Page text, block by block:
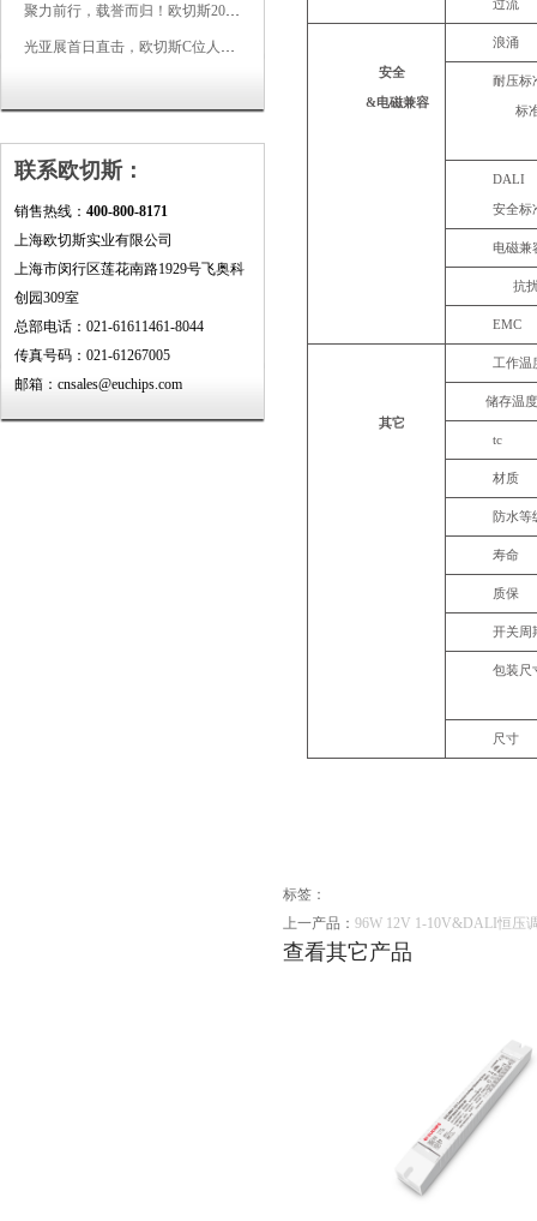
聚力前行，载誉而归！欧切斯2026光亚展完美收官
光亚展首日直击，欧切斯C位人气爆棚-双奖加冕，实力再出圈
联系欧切斯：
销售热线： 400-800-8171
上海欧切斯实业有限公司
上海市闵行区莲花南路1929号飞奥科
创园309室
总部电话：021-61611461-8044
传真号码：021-61267005
邮箱：cnsales@euchips.com
过流
安全
&电磁兼容
浪涌
耐压标
标
DALI
安全标
电磁兼
抗
EMC
其它
工作温
储存温
tc
材质
防水等
寿命
质保
开关周
包装尺
尺寸
标签：
上一产品： 96W 12V 1-10V&DALI恒压
查看其它产品